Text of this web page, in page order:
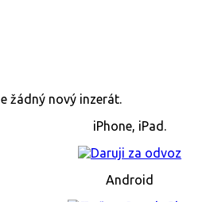
žádný nový inzerát.
iPhone, iPad.
Android